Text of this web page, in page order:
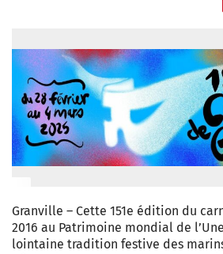
Granville – Cette 151e édition du
2016 au Patrimoine mondial de
lointaine tradition festive des